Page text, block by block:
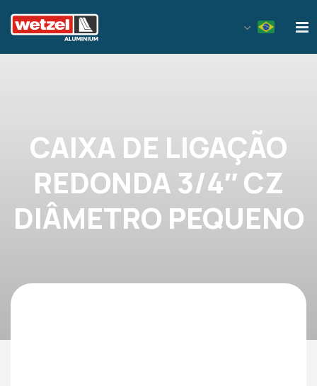
CAIXA DE LIGAÇÃO
REDONDA 3/4″ CZ
DIÂMETRO PEQUENO